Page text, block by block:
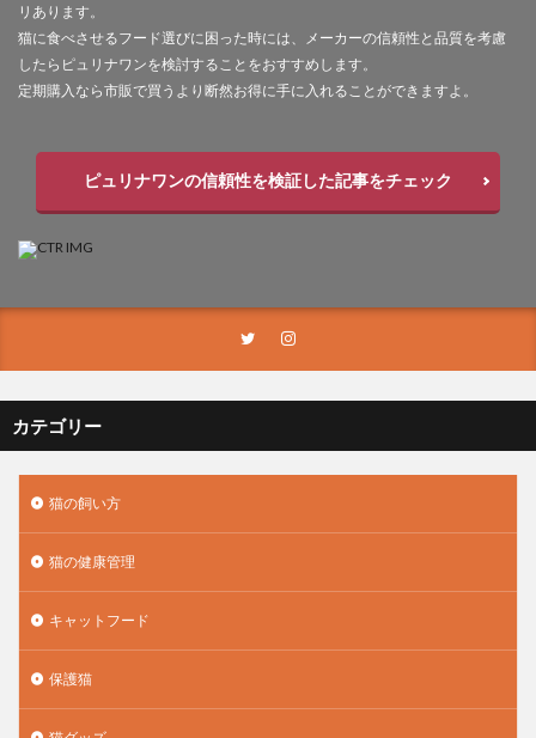
リあります。
猫に食べさせるフード選びに困った時には、メーカーの信頼性と品質を考慮
したらピュリナワンを検討することをおすすめします。
定期購入なら市販で買うより断然お得に手に入れることができますよ。
ピュリナワンの信頼性を検証した記事をチェック
カテゴリー
猫の飼い方
猫の健康管理
キャットフード
保護猫